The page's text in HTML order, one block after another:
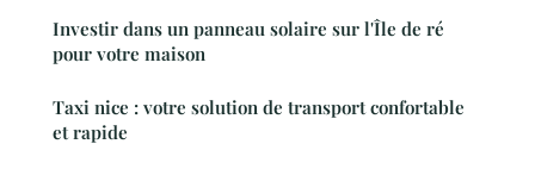
Investir dans un panneau solaire sur l'Île de ré
pour votre maison
Taxi nice : votre solution de transport confortable
et rapide